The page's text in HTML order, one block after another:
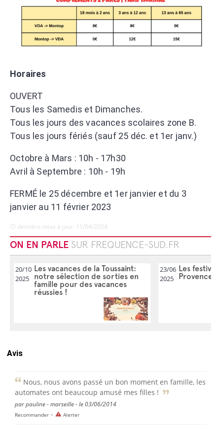
Horaires
OUVERT
Tous les Samedis et Dimanches.
Tous les jours des vacances scolaires zone B.
Tous les jours fériés (sauf 25 déc. et 1er janv.)
Octobre à Mars : 10h - 17h30
Avril à Septembre : 10h - 19h
FERMÉ le 25 décembre et 1er janvier et du 3
janvier au 11 février 2023
dernière mise à jour: 11/04/2024
ON EN PARLE SUR FREQUENCE-SUD.FR
20/10
2025
Les vacances de la Toussaint:
notre sélection de sorties en
famille pour des vacances
réussies !
23/06
2025
Les
Provence
Avis
Nous, nous avons passé un bon moment en famille, les
automates ont beaucoup amusé mes filles !
par pauline - marseille - le 03/06/2014
Recommander - Alerter